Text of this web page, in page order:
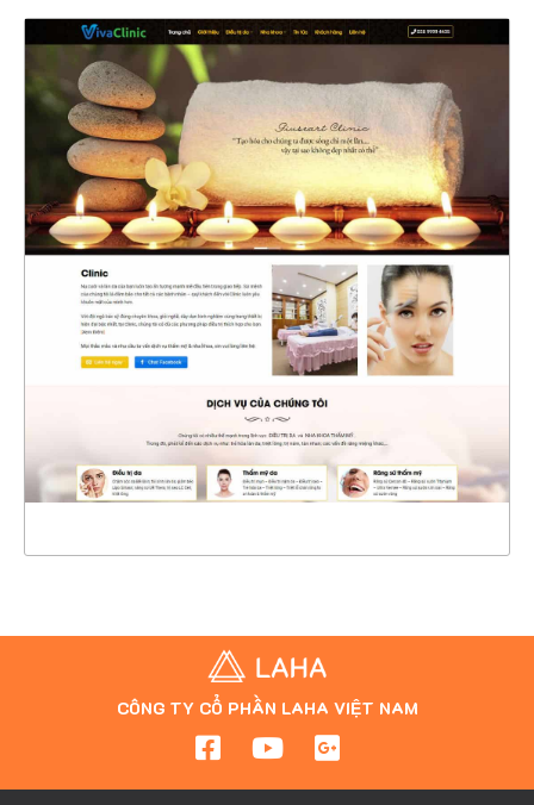
4439
CHI TIẾT
XEM THỰC TẾ
CÔNG TY CỔ PHẦN LAHA VIỆT NAM